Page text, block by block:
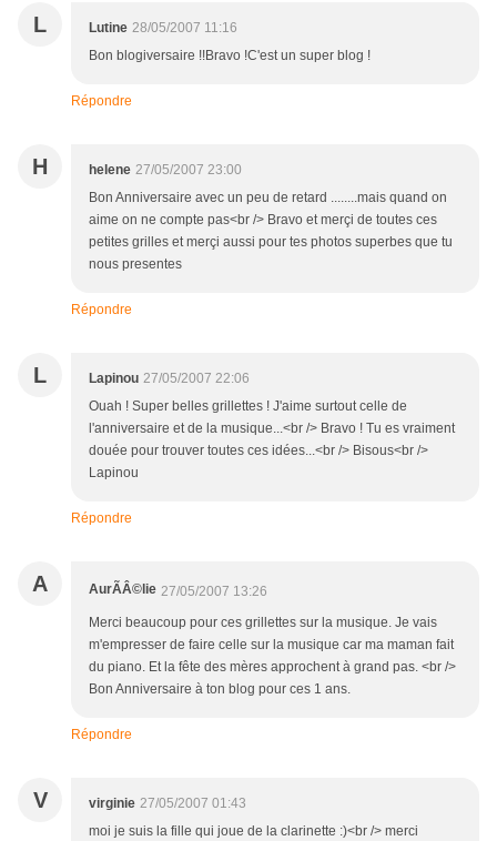
L Lutine 28/05/2007 11:16
Bon blogiversaire !!Bravo !C'est un super blog !
Répondre
H helene 27/05/2007 23:00
Bon Anniversaire avec un peu de retard ........mais quand on
aime on ne compte pas<br /> Bravo et merçi de toutes ces
petites grilles et merçi aussi pour tes photos superbes que tu
nous presentes
Répondre
L Lapinou 27/05/2007 22:06
Ouah ! Super belles grillettes ! J'aime surtout celle de
l'anniversaire et de la musique...<br /> Bravo ! Tu es vraiment
douée pour trouver toutes ces idées...<br /> Bisous<br />
Lapinou
Répondre
A AurÃÂ©lie 27/05/2007 13:26
Merci beaucoup pour ces grillettes sur la musique. Je vais
m'empresser de faire celle sur la musique car ma maman fait
du piano. Et la fête des mères approchent à grand pas. <br />
Bon Anniversaire à ton blog pour ces 1 ans.
Répondre
V virginie 27/05/2007 01:43
moi je suis la fille qui joue de la clarinette :)<br /> merci